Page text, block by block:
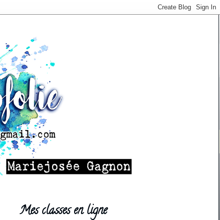
Mes classes en ligne